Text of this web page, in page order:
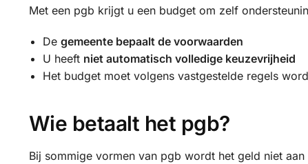
Met een pgb krijgt u een budget om zelf
De gemeente bepaalt de voorwaarden
U heeft niet automatisch volledige keuzevrijheid
Het budget moet volgens vastgestelde regels
Wie betaalt het pgb?
Bij sommige vormen van pgb wordt het geld niet